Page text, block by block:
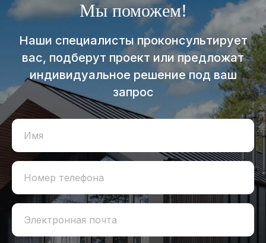
Мы поможем!
Наши специалисты проконсультирует
вас, подберут проект или предложат
индивидуальное решение под ваш
запрос
Имя
Номер телефона
Электронная почта